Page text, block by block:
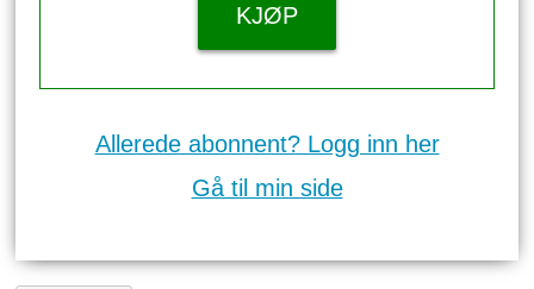
KJØP
Allerede abonnent? Logg inn her
Gå til min side